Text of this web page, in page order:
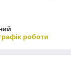
роботи